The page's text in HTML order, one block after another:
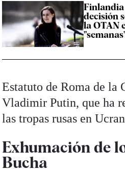
decisión
la OTAN
Estatuto de Roma de la
Vladimir Putin, que ha
las tropas rusas en
Exhumación de
Bucha